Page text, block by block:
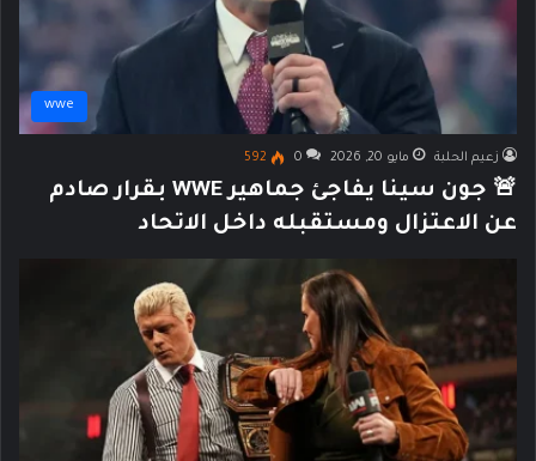
wwe
زعيم الحلبة مايو 20, 2026 0
592
🚨 جون سينا يفاجئ جماهير WWE بقرار صادم
عن الاعتزال ومستقبله داخل الاتحاد